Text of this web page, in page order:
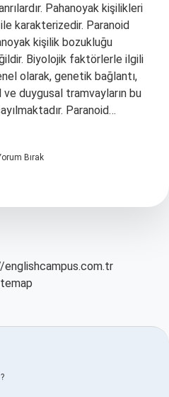
Pahanoyak kişilikleri
karakterizedir. Paranoid
kişilik bozukluğu
Biyolojik faktörlerle ilgili
olarak, genetik bağlantı,
duygusal tramvayların bu
Paranoid…
Bırak